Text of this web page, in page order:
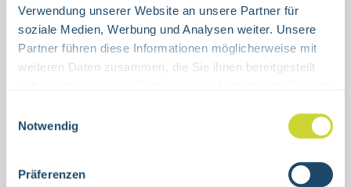
Verwendung unserer Website an unsere Partner für
soziale Medien, Werbung und Analysen weiter. Unsere
Partner führen diese Informationen möglicherweise mit
weiteren Daten zusammen, die Sie ihnen bereitgestellt
Notwendig
Präferenzen
Stück
IN DEN WARENKORB
Beschreibung